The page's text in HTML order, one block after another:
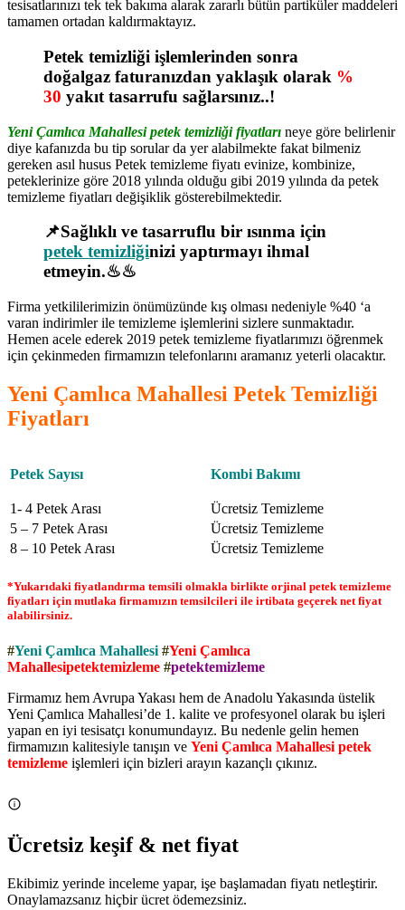
tesisatlarınızı tek tek bakıma alarak zararlı bütün partiküler maddeleri
tamamen ortadan kaldırmaktayız.
Petek temizliği işlemlerinden sonra
doğalgaz faturanızdan yaklaşık olarak %
30 yakıt tasarrufu sağlarsınız..!
Yeni Çamlıca Mahallesi petek temizliği fiyatları neye göre belirlenir
diye kafanızda bu tip sorular da yer alabilmekte fakat bilmeniz
gereken asıl husus Petek temizleme fiyatı evinize, kombinize,
peteklerinize göre 2018 yılında olduğu gibi 2019 yılında da petek
temizleme fiyatları değişiklik gösterebilmektedir.
📌Sağlıklı ve tasarruflu bir ısınma için
petek temizliğinizi yaptırmayı ihmal
etmeyin.♨♨
Firma yetkililerimizin önümüzünde kış olması nedeniyle %40 ‘a
varan indirimler ile temizleme işlemlerini sizlere sunmaktadır.
Hemen acele ederek 2019 petek temizleme fiyatlarımızı öğrenmek
için çekinmeden firmamızın telefonlarını aramanız yeterli olacaktır.
Yeni Çamlıca Mahallesi Petek Temizliği
Fiyatları
Petek Sayısı Kombi Bakımı
1- 4 Petek Arası
Ücretsiz Temizleme
5 – 7 Petek Arası
Ücretsiz Temizleme
8 – 10 Petek Arası
Ücretsiz Temizleme
*Yukarıdaki fiyatlandırma temsili olmakla birlikte orjinal petek temizleme
fiyatları için mutlaka firmamızın temsilcileri ile irtibata geçerek net fiyat
alabilirsiniz.
#Yeni Çamlıca Mahallesi #Yeni Çamlıca
Mahallesipetektemizleme #petektemizleme
Firmamız hem Avrupa Yakası hem de Anadolu Yakasında üstelik
Yeni Çamlıca Mahallesi’de 1. kalite ve profesyonel olarak bu işleri
yapan en iyi tesisatçı konumundayız. Bu nedenle gelin hemen
firmamızın kalitesiyle tanışın ve Yeni Çamlıca Mahallesi petek
temizleme işlemleri için bizleri arayın kazançlı çıkınız.
Ücretsiz keşif & net fiyat
Ekibimiz yerinde inceleme yapar, işe başlamadan fiyatı netleştirir.
Onaylamazsanız hiçbir ücret ödemezsiniz.